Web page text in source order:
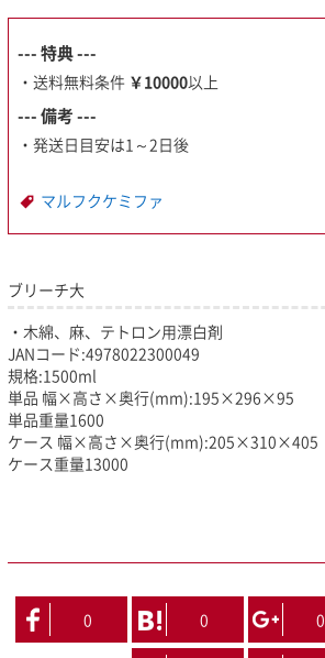
--- 特典 ---
・送料無料条件 ￥10000以上
--- 備考 ---
・発送日目安は1～2日後
マルフクケミファ
ブリーチ大
・木綿、麻、テトロン用漂白剤
JANコード:4978022300049
規格:1500ml
単品 幅×高さ×奥行(mm):195×296×95
単品重量1600
ケース 幅×高さ×奥行(mm):205×310×405
ケース重量13000
0 0 0